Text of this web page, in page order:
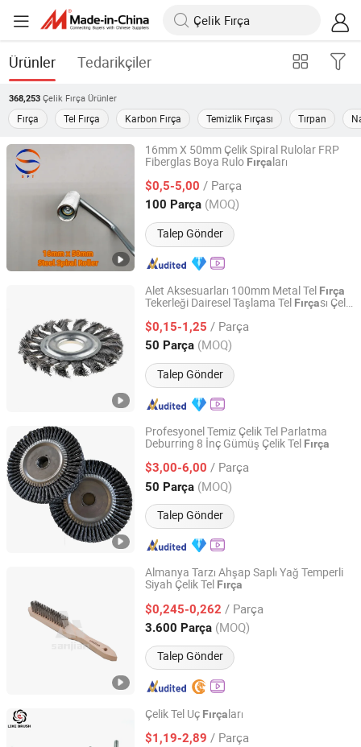
Ürünler Tedarikçiler
368,253 Çelik Fırça Ürünler
Fırça Tel Fırça Karbon Fırça Temizlik Fırçası Tırpan
16mm X 50mm Çelik Spiral Rulolar FRP
Fiberglas Boya Rulo Fırçaları
$0,5-5,00 / Parça
100 Parça (MOQ)
Talep Gönder
SFT Industries Co., Ltd.
Jiangsu, China Fiyat 2017
Alet Aksesuarları 100mm Metal Tel Fırça
Tekerleği Dairesel Taşlama Tel Fırçası Çelik
$0,15-1,25 / Parça
50 Parça (MOQ)
Talep Gönder
Anhui Mengran Brush Industry Co., Ltd.
Anhui, China Fiyat 2022
Profesyonel Temiz Çelik Tel Parlatma
Deburring 8 İnç Gümüş Çelik Tel Fırça
$3,00-6,00 / Parça
50 Parça (MOQ)
Talep Gönder
Anhui Mengran Brush Industry Co., Ltd.
Anhui, China Fiyat 2022
Almanya Tarzı Ahşap Saplı Yağ Temperli
Siyah Çelik Tel Fırça
$0,245-0,262 / Parça
3.600 Parça (MOQ)
Talep Gönder
Zhejiang Pujiang Sanjian Imp. & Exp.Co., Ltd.
Zhejiang, China Fiyat 2012
Çelik Tel Uç Fırçaları
$1,19-2,89 / Parça
Shanghai Like Brush Co., Ltd.